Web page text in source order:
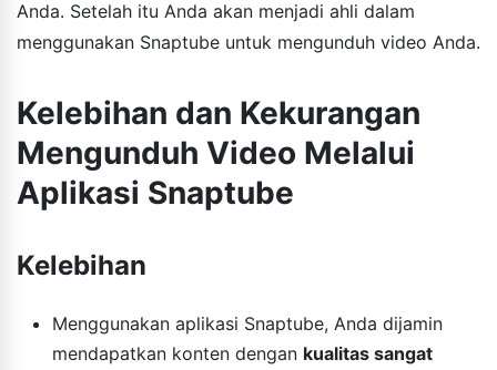
Anda. Setelah itu Anda akan menjadi ahli dalam
menggunakan Snaptube untuk mengunduh video Anda.
Kelebihan dan Kekurangan
Mengunduh Video Melalui
Aplikasi Snaptube
Kelebihan
Menggunakan aplikasi Snaptube, Anda dijamin
mendapatkan konten dengan kualitas sangat